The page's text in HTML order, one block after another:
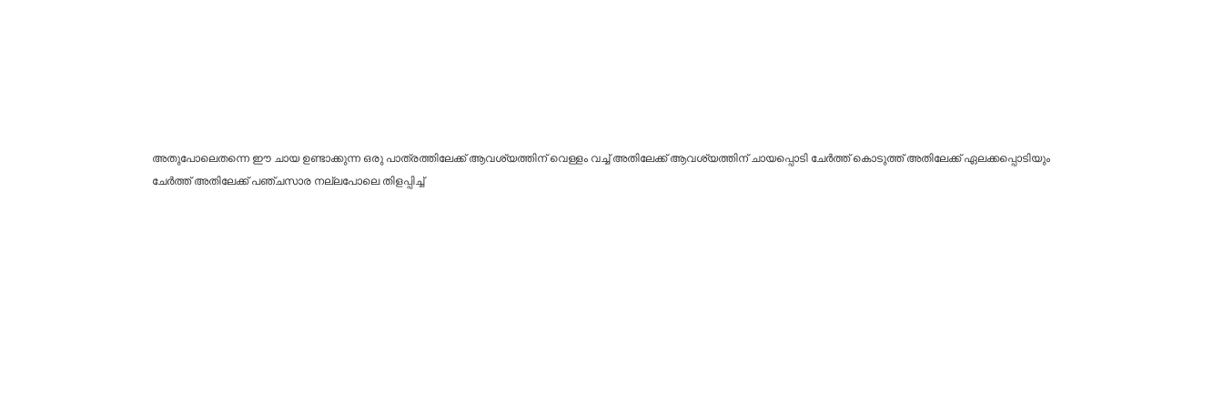
അതുപോലെതന്നെ ഈ ചായ ഉണ്ടാക്കുന്ന ഒരു പാത്രത്തിലേക്ക് ആവശ്യത്തിന് വെള്ളം വച്ച് അതിലേക്ക് ആവശ്യത്തിന് ചായപ്പൊടി ചേർത്ത് കൊടുത്ത് അതിലേക്ക് ഏലക്കപ്പൊടിയും
ചേർത്ത് അതിലേക്ക് പഞ്ചസാര നല്ലപോലെ തിളപ്പിച്ച്